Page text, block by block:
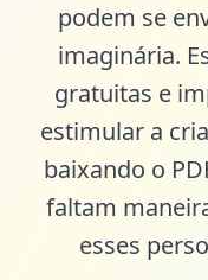
podem se
imaginária.
gratuitas e
estimular a
baixando o
faltam
esses